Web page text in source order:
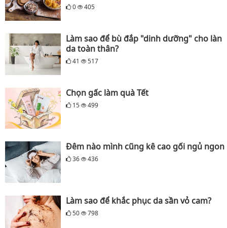
0 405
Làm sao để bù đắp "dinh dưỡng" cho làn
da toàn thân?
41 517
Chọn gấc làm quà Tết
15 499
Đêm nào mình cũng kê cao gối ngủ ngon
36 436
Làm sao để khắc phục da sần vỏ cam?
50 798